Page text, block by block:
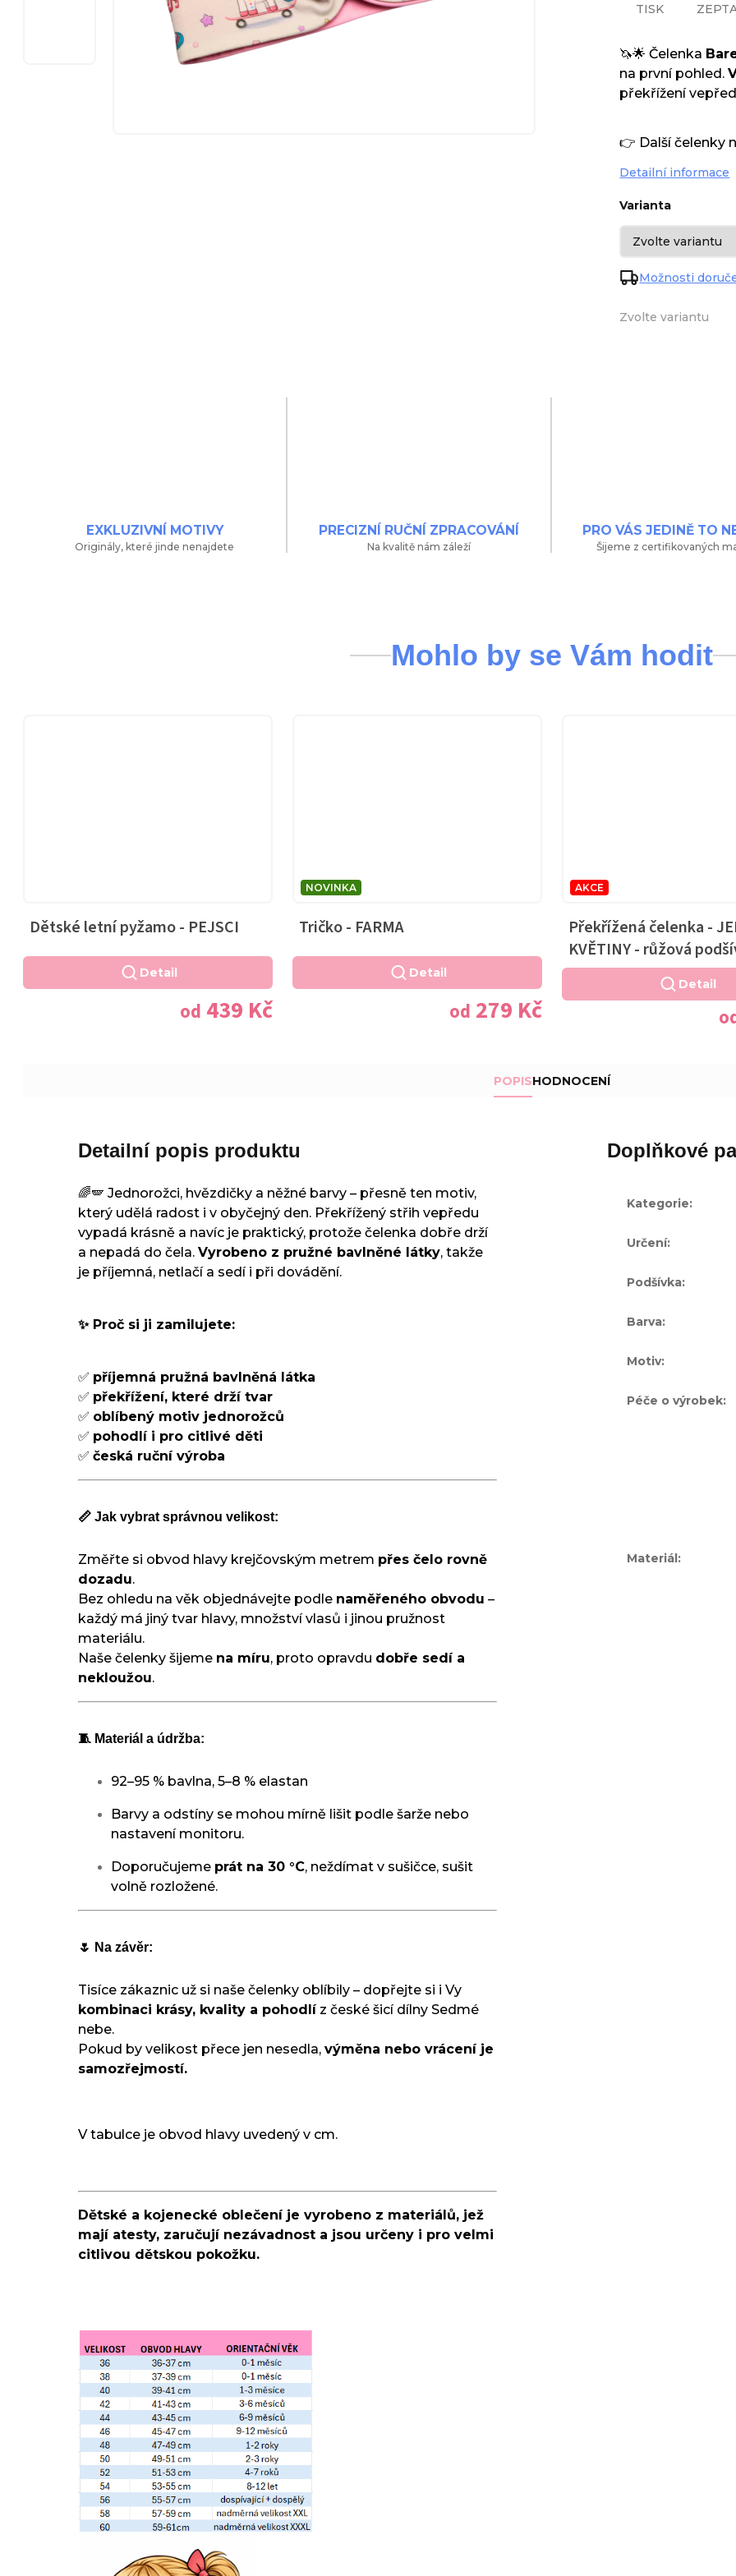
Zvolte variantu
Varianta
Možnosti
🦄🌟 Čelenka
na první pohled.
překřížení
👉 Další čelenky
Detailní informace
TISK
EXKLUZIVNÍ MOTIVY
Originály, které jinde nenajdete
PRECIZNÍ RUČNÍ ZPRACOVÁNÍ
Na kvalitě nám záleží
PRO VÁS JEDINĚ TO
Šijeme z certifikovaných
Mohlo by se Vám hodit
Dětské letní pyžamo - PEJSCI
od 439 Kč
Detail
NOVINKA
Tričko - FARMA
od 279 Kč
Detail
AKCE
Překřížená čelenka -
KVĚTINY - růžová
Detail
POPISHODNOCENÍ
Detailní popis produktu
🌈🪽 Jednorožci, hvězdičky a něžné barvy – přesně ten motiv,
který udělá radost i v obyčejný den. Překřížený střih vepředu
vypadá krásně a navíc je praktický, protože čelenka dobře drží
a nepadá do čela.Vyrobeno z pružné bavlněné látky, takže
je příjemná, netlačí a sedí i při dovádění.
✨ Proč si ji zamilujete:
✅ příjemná pružná bavlněná látka
✅ překřížení, které drží tvar
✅ oblíbený motiv jednorožců
✅ pohodlí i pro citlivé děti
✅česká ruční výroba
📏 Jak vybrat správnou velikost:
Změřte si obvod hlavy krejčovským metrem přes čelo rovně
dozadu.
Bez ohledu na věk objednávejte podle naměřeného obvodu –
každý má jiný tvar hlavy, množství vlasů i jinou pružnost
materiálu.
Naše čelenky šijeme na míru, proto opravdu dobře sedí a
nekloužou.
🧵 Materiál a údržba:
92–95 % bavlna, 5–8 % elastan
Barvy a odstíny se mohou mírně lišit podle šarže nebo
nastavení monitoru.
Doporučujeme prát na 30 °C, neždímat v sušičce, sušit
volně rozložené.
🌷 Na závěr:
Tisíce zákaznic už si naše čelenky oblíbily – dopřejte si i Vy
kombinaci krásy, kvality a pohodlíz české šicí dílny Sedmé
nebe.
Pokud by velikost přece jen nesedla,výměna nebo vrácení je
samozřejmostí.
V tabulce je obvod hlavy uvedený v cm.
Dětské a kojenecké oblečení je vyrobeno z materiálů, jež
mají atesty, zaručují nezávadnost a jsou určeny i pro velmi
citlivou dětskou pokožku.
Doplňkové
Kategorie:
Určení:
Podšívka:
Barva:
Motiv:
Péče o výrobek:
Materiál: